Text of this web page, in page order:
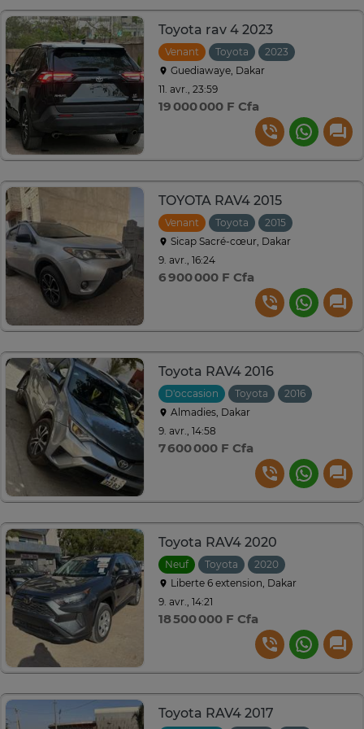
Toyota rav 4 2023
Venant Toyota 2023
Guediawaye, Dakar
11. avr., 23:59
19 000 000 F Cfa
TOYOTA RAV4 2015
Venant Toyota 2015
Sicap Sacré-cœur, Dakar
9. avr., 16:24
6 900 000 F Cfa
Toyota RAV4 2016
D'occasion Toyota 2016
Almadies, Dakar
9. avr., 14:58
7 600 000 F Cfa
Toyota RAV4 2020
Neuf Toyota 2020
Liberte 6 extension, Dakar
9. avr., 14:21
18 500 000 F Cfa
Toyota RAV4 2017